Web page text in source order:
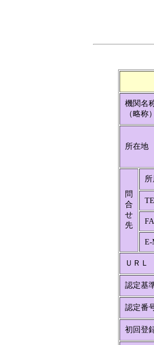
機関名
（略称）
所在地
問
合
せ
先
E-
ＵＲＬ
認定基
認定番
初回登